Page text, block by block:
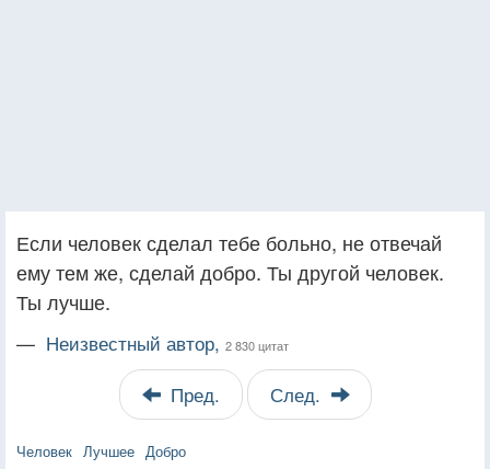
Если человек сделал тебе больно, не отвечай
ему тем же, сделай добро. Ты другой человек.
Ты лучше.
— Неизвестный автор, 2 830 цитат
Пред. След.
Человек Лучшее Добро